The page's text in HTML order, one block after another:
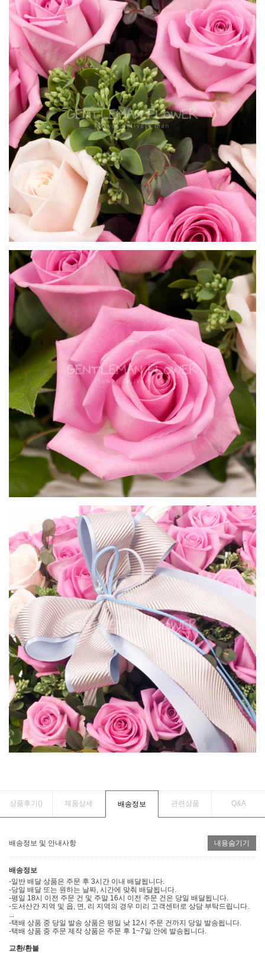
상품후기() 제품상세 배송정보 관련상품 Q&A
배송정보 및 안내사항 내용숨기기
배송정보
-일반 배달 상품은 주문 후 3시간 이내 배달됩니다.
-당일 배달 또는 원하는 날짜, 시간에 맞춰 배달됩니다.
-평일 18시 이전 주문 건 및 주말 16시 이전 주문 건은 당일 배달됩니다.
-도서산간 지역 및 읍, 면, 리 지역의 경우 미리 고객센터로 상담 부탁드립니다.
-택배 상품 중 당일 발송 상품은 평일 낮 12시 주문 건까지 당일 발송됩니다.
-택배 상품 중 주문 제작 상품은 주문 후 1~7일 안에 발송됩니다.
교환/환불